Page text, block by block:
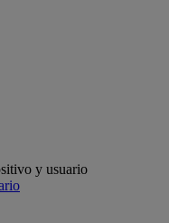
y usuario